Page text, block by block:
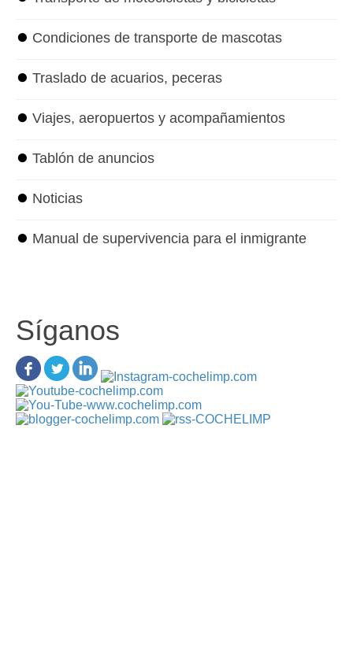
⏺ Condiciones de transporte de mascotas
⏺ Traslado de acuarios, peceras
⏺ Viajes, aeropuertos y acompañamientos
⏺ Tablón de anuncios
⏺ Noticias
⏺ Manual de supervivencia para el inmigrante
Síganos